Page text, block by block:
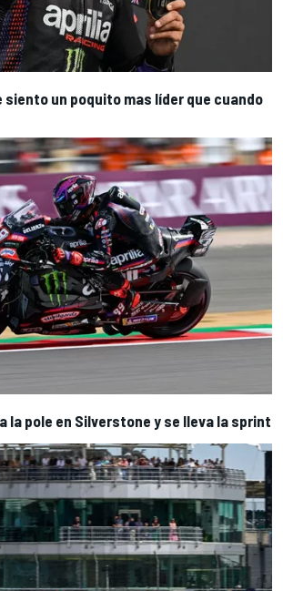
siento un poquito mas líder que cuando
la pole en Silverstone y se lleva la sprint